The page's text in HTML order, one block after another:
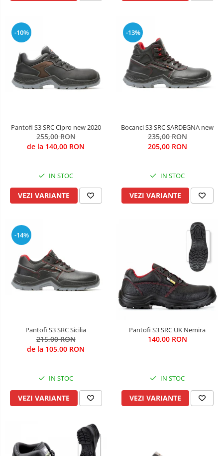
-10%
Pantofi S3 SRC Cipro new 2020
255,00 RON
de la 140,00 RON
IN STOC
VEZI VARIANTE
-13%
Bocanci S3 SRC SARDEGNA new
235,00 RON
205,00 RON
IN STOC
VEZI VARIANTE
-14%
Pantofi S3 SRC Sicilia
215,00 RON
de la 105,00 RON
IN STOC
VEZI VARIANTE
Pantofi S3 SRC UK Nemira
140,00 RON
IN STOC
VEZI VARIANTE